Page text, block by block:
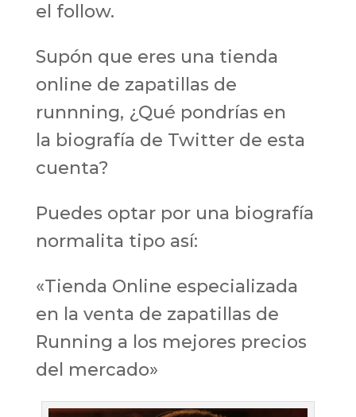
el follow.
Supón que eres una tienda
online de zapatillas de
runnning, ¿Qué pondrías en
la biografía de Twitter de esta
cuenta?
Puedes optar por una biografía
normalita tipo así:
«Tienda Online especializada
en la venta de zapatillas de
Running a los mejores precios
del mercado»